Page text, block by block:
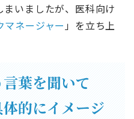
いましたが、医科向け
マネージャー」を立ち上
言葉を聞いて
的にイメージ